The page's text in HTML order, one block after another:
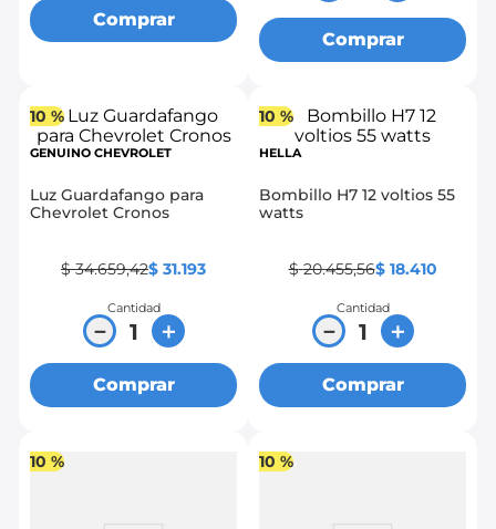
Comprar
Comprar
10 %
GENUINO CHEVROLET
Luz Guardafango para
Chevrolet Cronos
$ 34.659,42$ 31.193
Cantidad
＋
－
Comprar
10 %
HELLA
Bombillo H7 12 voltios 55
watts
$ 20.455,56$ 18.410
Cantidad
＋
－
Comprar
10 % 10 %